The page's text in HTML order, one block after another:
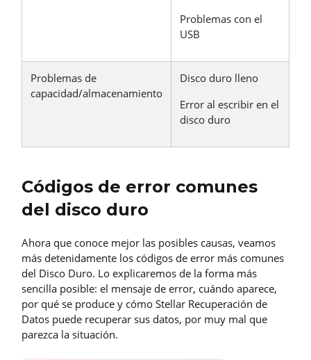
Problemas con el
USB
Problemas de
capacidad/almacenamiento
Disco duro lleno
Error al escribir en el
disco duro
Códigos de error comunes
del disco duro
Ahora que conoce mejor las posibles causas, veamos
más detenidamente los códigos de error más comunes
del Disco Duro. Lo explicaremos de la forma más
sencilla posible: el mensaje de error, cuándo aparece,
por qué se produce y cómo Stellar Recuperación de
Datos puede recuperar sus datos, por muy mal que
parezca la situación.